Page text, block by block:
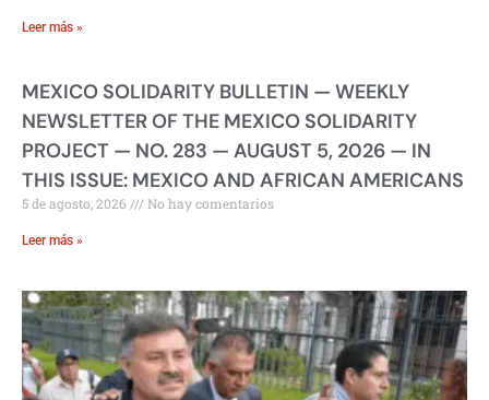
Leer más »
MEXICO SOLIDARITY BULLETIN — WEEKLY
NEWSLETTER OF THE MEXICO SOLIDARITY
PROJECT — NO. 283 — AUGUST 5, 2026 — IN
THIS ISSUE: MEXICO AND AFRICAN AMERICANS
5 de agosto, 2026 No hay comentarios
Leer más »